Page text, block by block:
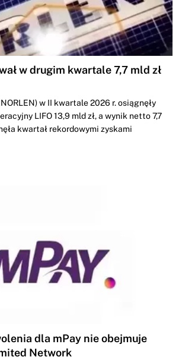
w drugim kwartale 7,7 mld zł
w II kwartale 2026 r. osiągnęły
LIFO 13,9 mld zł, a wynik netto 7,7
kwartał rekordowymi zyskami
dla mPay nie obejmuje
Network